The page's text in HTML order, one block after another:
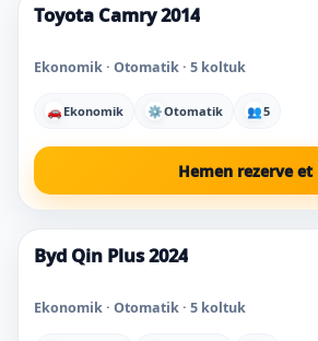
Süper fiyat
Toyota Camry 2014
Ekonomik · Otomatik · 5 koltuk
🚗 Ekonomik ⚙Otomatik 👥5
Hemen rezerve et
Süper fiyat En çok seçilen
Byd Qin Plus 2024
Ekonomik · Otomatik · 5 koltuk